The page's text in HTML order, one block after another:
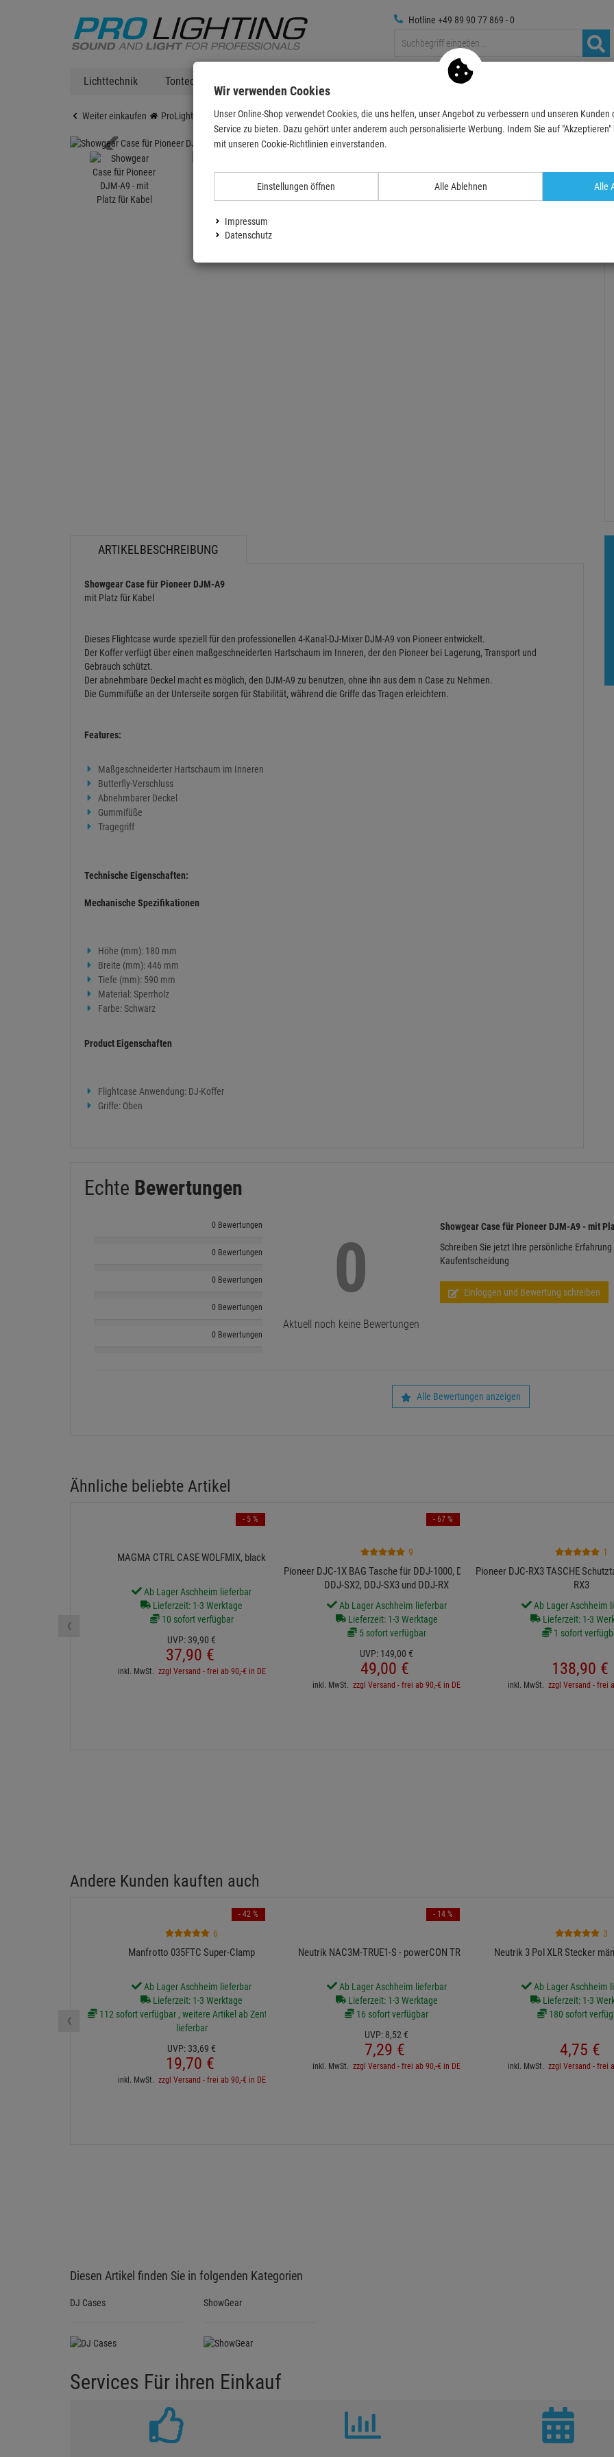
Hotline +49 89 90 77 869 - 0
Lichttechnik Tontechnik Medientechnik
Weiter einkaufen ProLighting DJ Equipment DJ Cases Showgear Case für Pioneer DJM-A9 - mit Platz für …
TOPSELLER
ARTIKELBESCHREIBUNG
Showgear Case für Pioneer DJM-A9
mit Platz für Kabel
Dieses Flightcase wurde speziell für den professionellen 4-Kanal-DJ-Mixer DJM-A9 von Pioneer entwickelt.
Der Koffer verfügt über einen maßgeschneiderten Hartschaum im Inneren, der den Pioneer bei Lagerung, Transport und
Gebrauch schützt.
Der abnehmbare Deckel macht es möglich, den DJM-A9 zu benutzen, ohne ihn aus dem n Case zu Nehmen.
Die Gummifüße an der Unterseite sorgen für Stabilität, während die Griffe das Tragen erleichtern.
Features:
Maßgeschneiderter Hartschaum im Inneren
Butterfly-Verschluss
Abnehmbarer Deckel
Gummifüße
Tragegriff
Technische Eigenschaften:
Mechanische Spezifikationen
Höhe (mm): 180 mm
Breite (mm): 446 mm
Tiefe (mm): 590 mm
Material: Sperrholz
Farbe: Schwarz
Product Eigenschaften
Flightcase Anwendung: DJ-Koffer
Griffe: Oben
Echte Bewertungen
0 Bewertungen
0 Bewertungen
0 Bewertungen
0 Bewertungen
0 Bewertungen
0
Aktuell noch keine Bewertungen
Showgear Case für Pioneer DJM-A9 - mit
Schreiben Sie jetzt Ihre persönliche
Kaufentscheidung
Einloggen und Bewertung schreiben
Alle Bewertungen anzeigen
Ähnliche beliebte Artikel
MAGMA CTRL CASE WOLFMIX, black
Ab Lager Aschheim lieferbar
Lieferzeit: 1-3 Werktage
10 sofort verfügbar
UVP: 39,90 €
37,90 €
inkl. MwSt. zzgl Versand - frei ab 90,-€ in DE
- 5 %
9
Pioneer DJC-1X BAG Tasche für DDJ-1000, DDJ-SX,
DDJ-SX2, DDJ-SX3 und DDJ-RX
Ab Lager Aschheim lieferbar
Lieferzeit: 1-3 Werktage
5 sofort verfügbar
UVP: 149,00 €
49,00 €
inkl. MwSt. zzgl Versand - frei ab 90,-€ in DE
- 67 %
1
Pioneer DJC-RX3 TASCHE
RX3
Ab Lager Aschheim
Lieferzeit: 1-3
1 sofort
138,90 €
inkl. MwSt. zzgl Versand - frei
‹
Andere Kunden kauften auch
6
Manfrotto 035FTC Super-Clamp
Ab Lager Aschheim lieferbar
Lieferzeit: 1-3 Werktage
112 sofort verfügbar , weitere Artikel ab Zentrallager
lieferbar
UVP: 33,69 €
19,70 €
inkl. MwSt. zzgl Versand - frei ab 90,-€ in DE
- 42 %
Neutrik NAC3M-TRUE1-S - powerCON TRUE1
Ab Lager Aschheim lieferbar
Lieferzeit: 1-3 Werktage
16 sofort verfügbar
UVP: 8,52 €
7,29 €
inkl. MwSt. zzgl Versand - frei ab 90,-€ in DE
- 14 %
3
Neutrik 3 Pol XLR Stecker
Ab Lager Aschheim
Lieferzeit: 1-3
180 sofort
4,75 €
inkl. MwSt. zzgl Versand - frei
‹
Diesen Artikel finden Sie in folgenden Kategorien
DJ Cases ShowGear
Services Für ihren Einkauf
Wir verwenden Cookies
Unser Online-Shop verwendet Cookies, die uns helfen, unser Angebot zu verbessern und unseren
Service zu bieten. Dazu gehört unter anderem auch personalisierte Werbung. Indem Sie auf "Akzeptieren"
mit unseren Cookie-Richtlinien einverstanden.
Einstellungen öffnen Alle Ablehnen Alle
Impressum
Datenschutz